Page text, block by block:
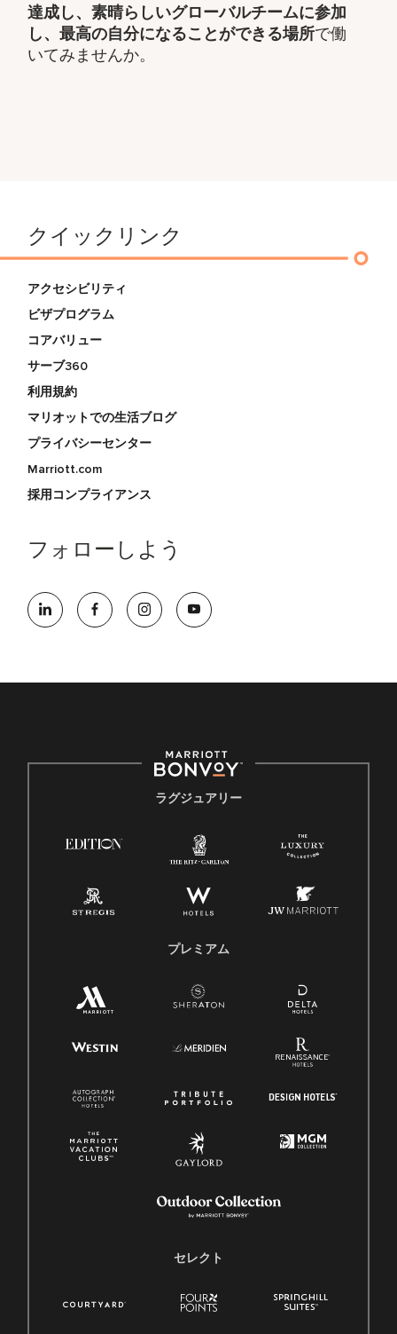
達成し、素晴らしいグローバルチームに参加
し、​最高の自分になることができる場所で働
いてみませんか。
クイックリンク
アクセシビリティ
ビザプログラム
コアバリュー
サーブ360
利用規約
マリオットでの生活ブログ
プライバシーセンター
Marriott.com
採用コンプライアンス
フォローしよう
ラグジュアリー
プレミアム
セレクト